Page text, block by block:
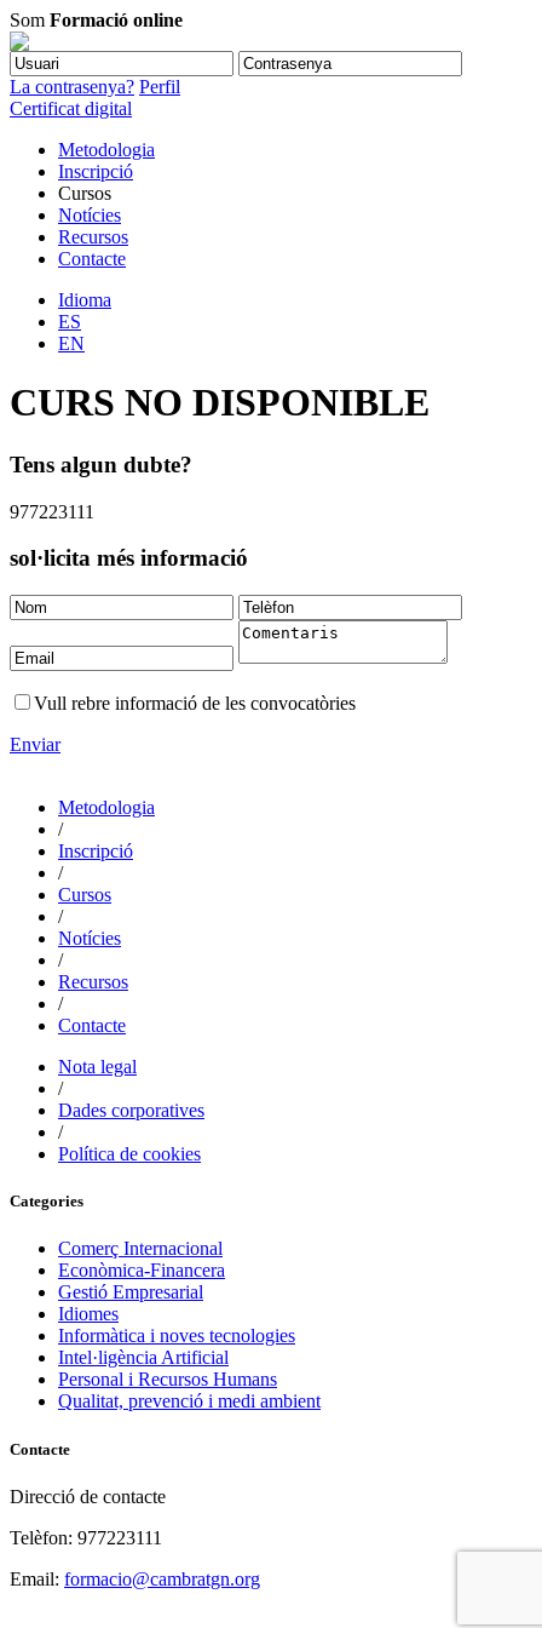
Som Formació online
La contrasenya? Perfil
Certificat digital
Metodologia
Inscripció
Cursos
Notícies
Recursos
Contacte
Idioma
ES
EN
CURS NO DISPONIBLE
Tens algun dubte?
977223111
sol·licita més informació
Vull rebre informació de les convocatòries
Enviar
Metodologia
/
Inscripció
/
Cursos
/
Notícies
/
Recursos
/
Contacte
Nota legal
/
Dades corporatives
/
Política de cookies
Categories
Comerç Internacional
Econòmica-Financera
Gestió Empresarial
Idiomes
Informàtica i noves tecnologies
Intel·ligència Artificial
Personal i Recursos Humans
Qualitat, prevenció i medi ambient
Contacte
Direcció de contacte
Telèfon: 977223111
Email: formacio@cambratgn.org